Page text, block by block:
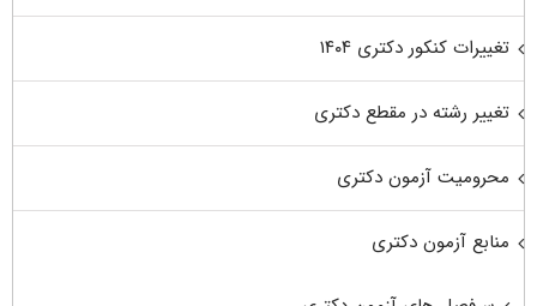
تغییرات کنکور دکتری ۱۴۰۴
تغییر رشته در مقطع دکتری
محرومیت آزمون دکتری
منابع آزمون دکتری